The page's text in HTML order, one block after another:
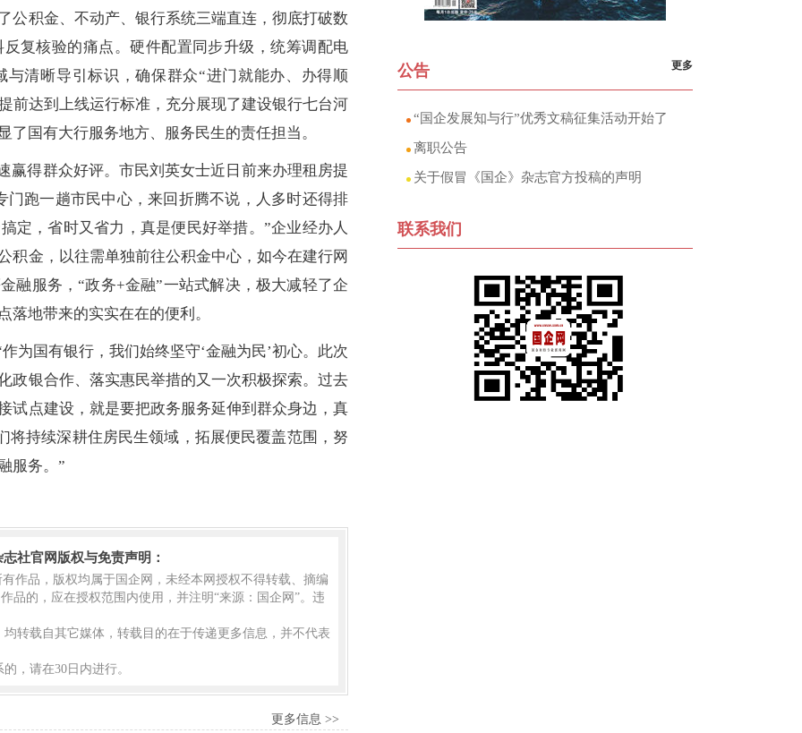
公积金、不动产、银行系统三端直连，彻底打破数
复核验的痛点。硬件配置同步升级，统筹调配电
清晰导引标识，确保群众“进门就能办、办得顺
前达到上线运行标准，充分展现了建设银行七台河
国有大行服务地方、服务民生的责任担当。
赢得群众好评。市民刘英女士近日前来办理租房提
跑一趟市民中心，来回折腾不说，人多时还得排
定，省时又省力，真是便民好举措。”企业经办人
积金，以往需单独前往公积金中心，如今在建行网
融服务，“政务+金融”一站式解决，极大减轻了企
落地带来的实实在在的便利。
为国有银行，我们始终坚守‘金融为民’初心。此次
政银合作、落实惠民举措的又一次积极探索。过去
试点建设，就是要把政务服务延伸到群众身边，真
将持续深耕住房民生领域，拓展便民覆盖范围，努
服务。”
社官网版权与免责声明：
作品，版权均属于国企网，未经本网授权不得转载、摘编
品的，应在授权范围内使用，并注明“来源：国企网”。违
转载自其它媒体，转载目的在于传递更多信息，并不代表
，请在30日内进行。
更多信息 >>
公告 更多
“国企发展知与行”优秀文稿征集活动开始了
离职公告
关于假冒《国企》杂志官方投稿的声明
联系我们